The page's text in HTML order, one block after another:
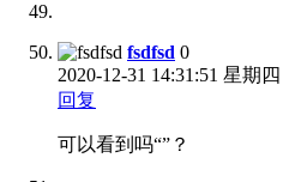
fsdfsd 0
2020-12-31 14:31:51 星期四
回复
可以看到吗“”？